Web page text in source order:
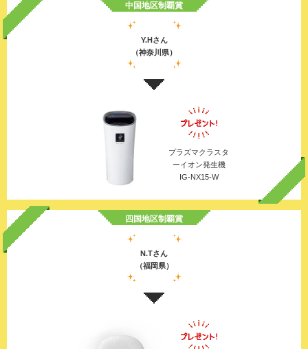
中国地区制覇賞
Y.Hさん
（神奈川県）
プラズマクラスタ
ーイオン発生機
IG-NX15-W
四国地区制覇賞
N.Tさん
（福岡県）